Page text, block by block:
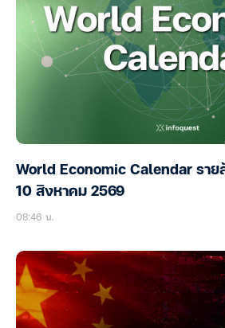
World Economic Calendar ราย
10 สิงหาคม 2569
08:46 น.